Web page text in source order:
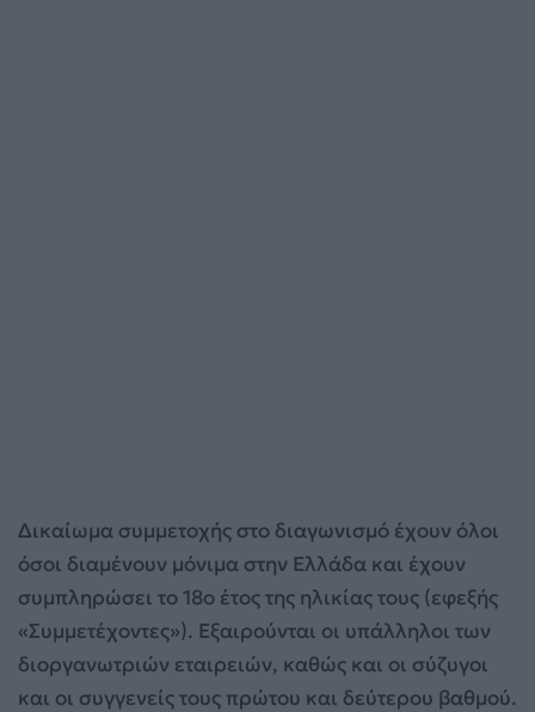
Δικαίωμα συμμετοχής στο διαγωνισμό έχουν όλοι
όσοι διαμένουν μόνιμα στην Ελλάδα και έχουν
συμπληρώσει το 18ο έτος της ηλικίας τους (εφεξής
«Συμμετέχοντες»). Εξαιρούνται οι υπάλληλοι των
διοργανωτριών εταιρειών, καθώς και οι σύζυγοι
και οι συγγενείς τους πρώτου και δεύτερου βαθμού.